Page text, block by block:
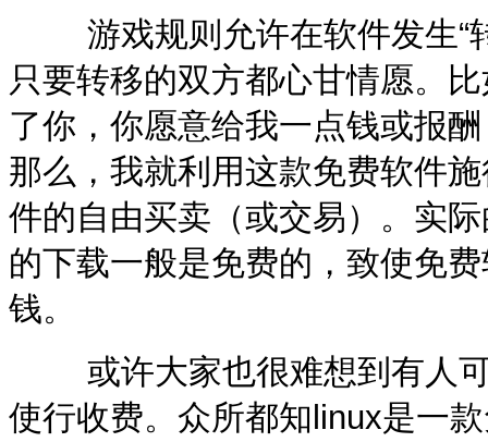
游戏规则允许在软件发生“
只要转移的双方都心甘情愿。
了你，你愿意给我一点钱或报
那么，我就利用这款免费软件
件的自由买卖（或交易）。实
的下载一般是免费的，致使免
钱。
或许大家也很难想到有人可
使行收费。众所都知linux是一